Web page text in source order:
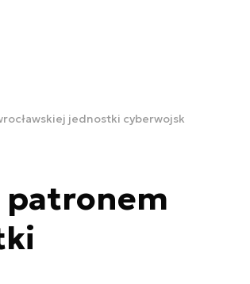
jednostki cyberwojsk
patronem